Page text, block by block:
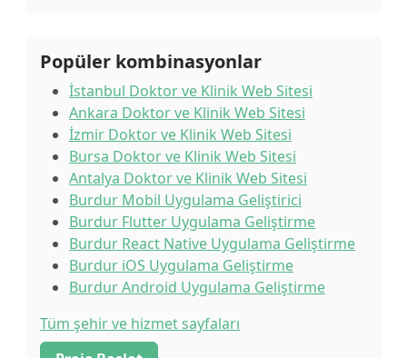
Popüler kombinasyonlar
İstanbul Doktor ve Klinik Web Sitesi
Ankara Doktor ve Klinik Web Sitesi
İzmir Doktor ve Klinik Web Sitesi
Bursa Doktor ve Klinik Web Sitesi
Antalya Doktor ve Klinik Web Sitesi
Burdur Mobil Uygulama Geliştirici
Burdur Flutter Uygulama Geliştirme
Burdur React Native Uygulama Geliştirme
Burdur iOS Uygulama Geliştirme
Burdur Android Uygulama Geliştirme
Tüm şehir ve hizmet sayfaları